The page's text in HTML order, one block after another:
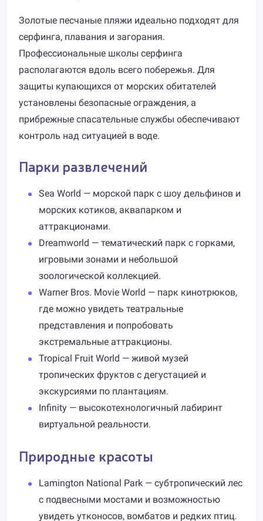
Золотые песчаные пляжи идеально подходят для
серфинга, плавания и загорания.
Профессиональные школы серфинга
располагаются вдоль всего побережья. Для
защиты купающихся от морских обитателей
установлены безопасные ограждения, а
прибрежные спасательные службы обеспечивают
контроль над ситуацией в воде.
Парки развлечений
Sea World — морской парк с шоу дельфинов и
морских котиков, аквапарком и
аттракционами.
Dreamworld — тематический парк с горками,
игровыми зонами и небольшой
зоологической коллекцией.
Warner Bros. Movie World — парк кинотрюков,
где можно увидеть театральные
представления и попробовать
экстремальные аттракционы.
Tropical Fruit World — живой музей
тропических фруктов с дегустацией и
экскурсиями по плантациям.
Infinity — высокотехнологичный лабиринт
виртуальной реальности.
Природные красоты
Lamington National Park — субтропический лес
с подвесными мостами и возможностью
увидеть утконосов, вомбатов и редких птиц.